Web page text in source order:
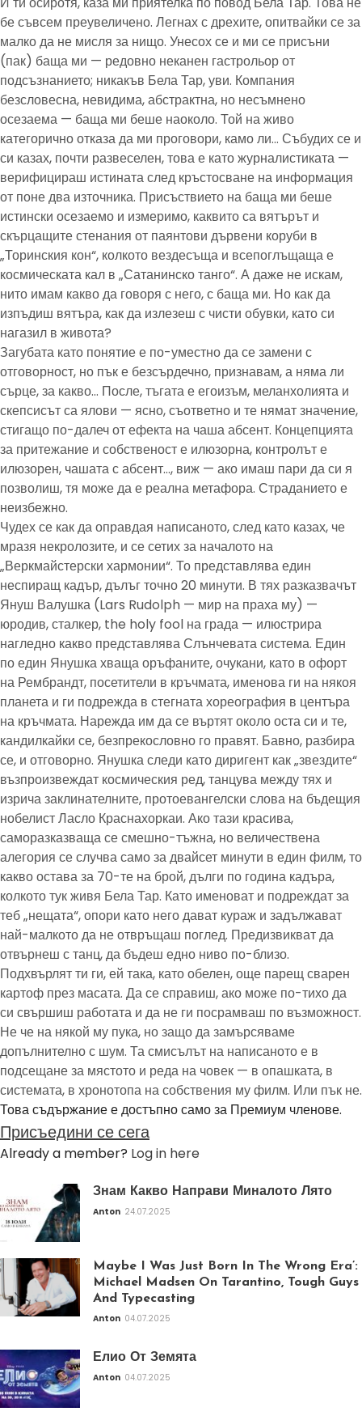
бе съвсем преувеличено. Легнах с дрехите, опитвайки се за
малко да не мисля за нищо. Унесох се и ми се присъни
(пак) баща ми — редовно неканен гастрольор от
подсъзнанието; никакъв Бела Тар, уви. Компания
безсловесна, невидима, абстрактна, но несъмнено
осезаема — баща ми беше наоколо. Той на живо
категорично отказа да ми проговори, камо ли… Събудих се и
си казах, почти развеселен, това е като журналистиката —
верифицираш истината след кръстосване на информация
от поне два източника. Присъствието на баща ми беше
истински осезаемо и измеримо, каквито са вятърът и
скърцащите стенания от паянтови дървени коруби в
„Торинския кон“, колкото вездесъща и всепоглъщаща е
космическата кал в „Сатанинско танго“. А даже не искам,
нито имам какво да говоря с него, с баща ми. Но как да
изпъдиш вятъра, как да излезеш с чисти обувки, като си
нагазил в живота?
Загубата като понятие е по-уместно да се замени с
отговорност, но пък е безсърдечно, признавам, а няма ли
сърце, за какво… После, тъгата е егоизъм, меланхолията и
скепсисът са ялови — ясно, съответно и те нямат значение,
стигащо по-далеч от ефекта на чаша абсент. Концепцията
за притежание и собственост е илюзорна, контролът е
илюзорен, чашата с абсент…, виж — ако имаш пари да си я
позволиш, тя може да е реална метафора. Страданието е
неизбежно.
Чудех се как да оправдая написаното, след като казах, че
мразя некролозите, и се сетих за началото на
„Веркмайстерски хармонии“. То представлява един
неспиращ кадър, дълъг точно 20 минути. В тях разказвачът
Януш Валушка (Lars Rudolph — мир на праха му) —
юродив, сталкер, the holy fool на града — илюстрира
нагледно какво представлява Слънчевата система. Един
по един Янушка хваща оръфаните, очукани, като в офорт
на Рембрандт, посетители в кръчмата, именова ги на някоя
планета и ги подрежда в стегната хореография в центъра
на кръчмата. Нарежда им да се въртят около оста си и те,
кандилкайки се, безпрекословно го правят. Бавно, разбира
се, и отговорно. Янушка следи като диригент как „звездите“
възпроизвеждат космическия ред, танцува между тях и
изрича заклинателните, протоевангелски слова на бъдещия
нобелист Ласло Краснахоркаи. Ако тази красива,
саморазказваща се смешно-тъжна, но величествена
алегория се случва само за двайсет минути в един филм, то
какво остава за 70-те на брой, дълги по година кадъра,
колкото тук живя Бела Тар. Като именоват и подреждат за
теб „нещата“, опори като него дават кураж и задължават
най-малкото да не отвръщаш поглед. Предизвикват да
отвърнеш с танц, да бъдеш едно ниво по-близо.
Подхвърлят ти ги, ей така, като обелен, още парещ сварен
картоф през масата. Да се справиш, ако може по-тихо да
си свършиш работата и да не ги посрамваш по възможност.
Не че на някой му пука, но защо да замърсяваме
допълнително с шум. Та смисълът на написаното е в
подсещане за мястото и реда на човек — в опашката, в
системата, в хронотопа на собствения му филм. Или пък не.
Това съдържание е достъпно само за Премиум членове.
Присъедини се сега
Already a member? Log in here
Знам Какво Направи Миналото Лято
Anton 24.07.2025
Maybe I Was Just Born In The Wrong Era’:
Michael Madsen On Tarantino, Tough Guys
And Typecasting
Anton 04.07.2025
Елио От Земята
Anton 04.07.2025